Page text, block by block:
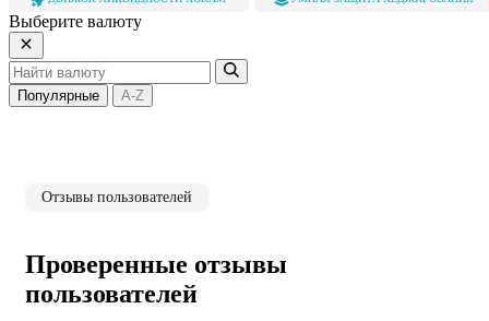
Выберите валюту
Популярные A-Z
Отзывы пользователей
Проверенные отзывы
пользователей